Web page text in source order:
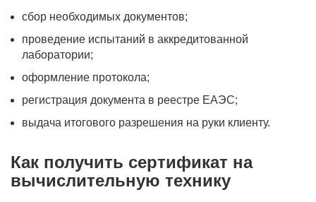
сбор необходимых документов;
проведение испытаний в аккредитованной
лаборатории;
оформление протокола;
регистрация документа в реестре ЕАЭС;
выдача итогового разрешения на руки клиенту.
Как получить сертификат на
вычислительную технику